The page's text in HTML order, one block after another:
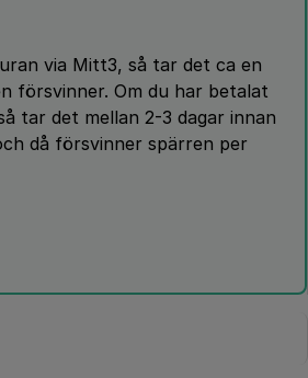
via Mitt3, så tar det ca en
försvinner. Om du har betalat
tar det mellan 2-3 dagar innan
då försvinner spärren per